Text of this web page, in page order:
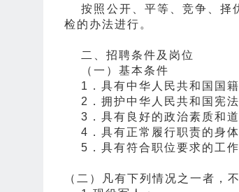
按照公开、平等、竞争、择
检的办法进行。
二、招聘条件及岗位
（一）基本条件
1．具有中华人民共和国国籍
2．拥护中华人民共和国宪法
3．具有良好的政治素质和道
4．具有正常履行职责的身体
5．具有符合职位要求的工作
（二）凡有下列情况之一者，